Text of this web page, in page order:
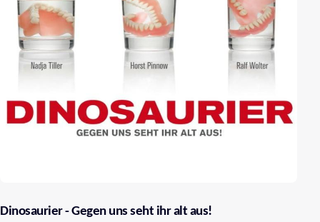
Dinosaurier - Gegen uns seht ihr alt aus!